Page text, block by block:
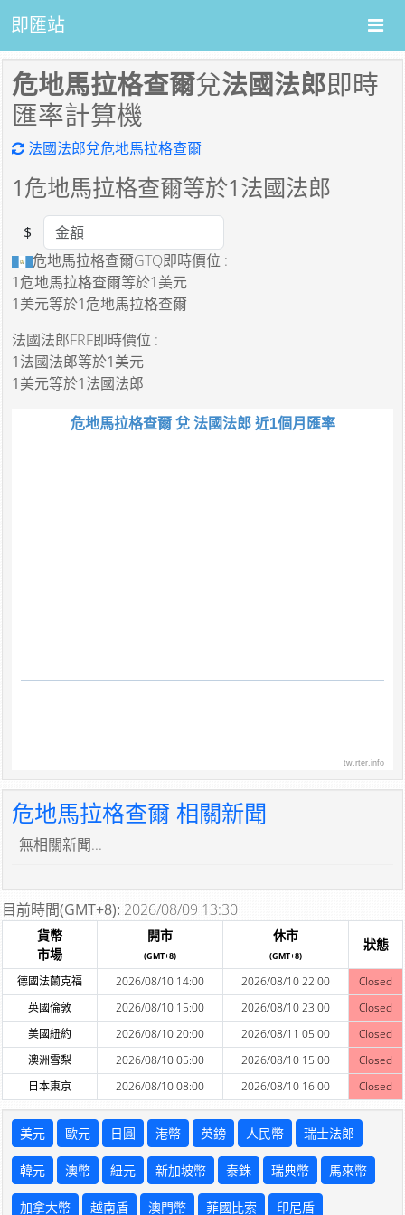
即匯站
危地馬拉格查爾兌法國法郎即時
匯率計算機
法國法郎兌危地馬拉格查爾
1危地馬拉格查爾等於1法國法郎
Amount
$
危地馬拉格查爾GTQ即時價位 :
1危地馬拉格查爾等於1美元
1美元等於1危地馬拉格查爾
法國法郎FRF即時價位 :
1法國法郎等於1美元
1美元等於1法國法郎
危地馬拉格查爾 兌 法國法郎 近1個月匯率
tw.rter.info
危地馬拉格查爾 相關新聞
無相關新聞...
目前時間(GMT+8): 2026/08/09 13:30
貨幣
市場
開市
(GMT+8)
休市
(GMT+8)
狀態
德國法蘭克福 2026/08/10 14:00 2026/08/10 22:00
Closed
英國倫敦
2026/08/10 15:00 2026/08/10 23:00
Closed
美國紐約
2026/08/10 20:00 2026/08/11 05:00
Closed
澳洲雪梨
2026/08/10 05:00 2026/08/10 15:00
Closed
日本東京
2026/08/10 08:00 2026/08/10 16:00 Closed
美元 歐元 日圓 港幣 英鎊 人民幣 瑞士法郎
韓元 澳幣 紐元 新加坡幣 泰銖 瑞典幣 馬來幣
加拿大幣 越南盾 澳門幣 菲國比索 印尼盾